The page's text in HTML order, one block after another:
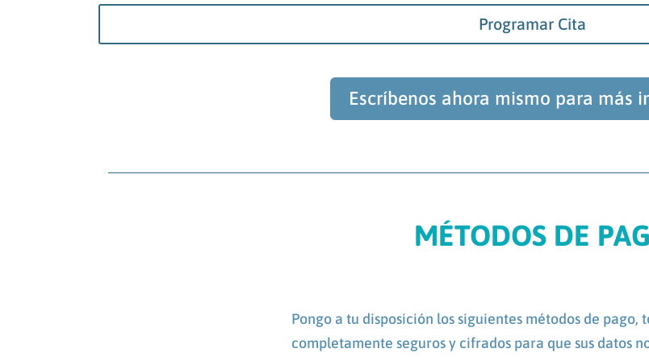
Programar Cita
Escríbenos ahora mismo para más
MÉTODOS DE
Pongo a tu disposición los siguientes métodos de pago,
completamente seguros y cifrados para que sus datos